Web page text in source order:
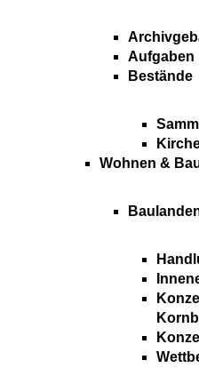
Aufgaben
Bestände
Wohnen &